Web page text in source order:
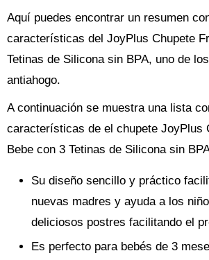
Aquí puedes encontrar un resumen
características del JoyPlus Chupete
Tetinas de Silicona sin BPA, uno de
antiahogo.
A continuación se muestra una lista
características de el chupete JoyPlus
Bebe con 3 Tetinas de Silicona sin
Su diseño sencillo y práctico
nuevas madres y ayuda a los
deliciosos postres facilitando el
Es perfecto para bebés de 3